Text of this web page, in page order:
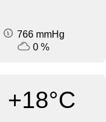
766 mmHg
0 %
+18°C